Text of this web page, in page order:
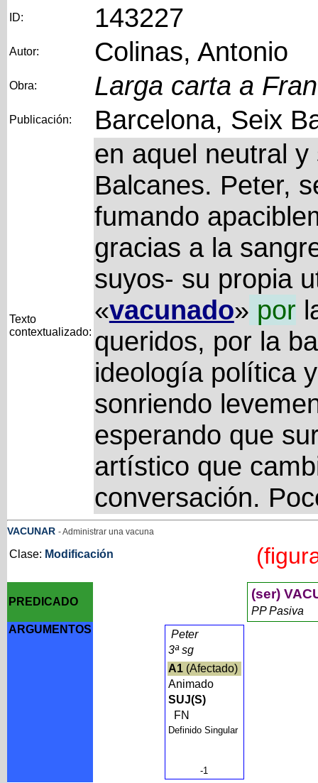
ID: 143227
Autor: Colinas, Antonio
Obra: Larga carta a
Publicación: Barcelona, Seix
Texto
contextualizado:
en aquel neutral
Balcanes. Peter,
fumando
gracias a la
suyos- su propia
«vacunado» por
queridos, por la
ideología política
sonriendo
esperando que
artístico que
conversación.
VACUNAR - Administrar una vacuna
Clase: Modificación
PREDICADO
(ser)
PP Pasiva
ARGUMENTOS
Peter
3ª sg
A1(Afectado)
Animado
SUJ(S)
FN
Definido Singular
-1